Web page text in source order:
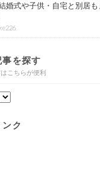
婚式や子供・自宅と別居も
を探す
こちらが便利
ク